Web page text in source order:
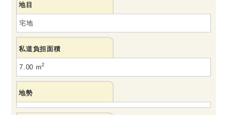
地目
宅地
私道負担面積
7.00 m2
地勢